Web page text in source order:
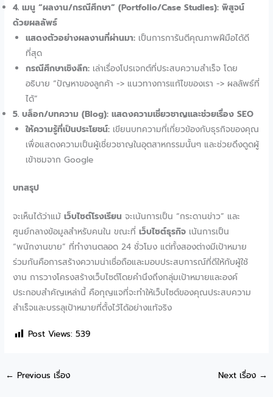
4. เมนู “ผลงาน/กรณีศึกษา” (Portfolio/Case Studies): พิสูจน์
ด้วยผลลัพธ์
แสดงตัวอย่างผลงานที่ผ่านมา:เป็นการการันตีคุณภาพฝีมือได้ดี
ที่สุด
กรณีศึกษาเชิงลึก:เล่าเรื่องโปรเจกต์ที่ประสบความสำเร็จ โดย
อธิบาย “ปัญหาของลูกค้า -> แนวทางการแก้ไขของเรา -> ผลลัพธ์ที่
ได้”
5. บล็อก/บทความ (Blog): แสดงความเชี่ยวชาญและช่วยเรื่อง SEO
ให้ความรู้ที่เป็นประโยชน์:เขียนบทความที่เกี่ยวข้องกับธุรกิจของคุณ
เพื่อแสดงความเป็นผู้เชี่ยวชาญในอุตสาหกรรมนั้นๆ และช่วยดึงดูดผู้
เข้าชมจาก Google
บทสรุป
จะเห็นได้ว่าแม้เว็บไซต์โรงเรียน จะเน้นการเป็น “กระดานข่าว” และ
ศูนย์กลางข้อมูลสำหรับคนใน ขณะที่เว็บไซต์ธุรกิจ เน้นการเป็น
“พนักงานขาย” ที่ทำงานตลอด 24 ชั่วโมง แต่ทั้งสองต่างมีเป้าหมาย
ร่วมกันคือการสร้างความน่าเชื่อถือและมอบประสบการณ์ที่ดีให้กับผู้ใช้
งาน การวางโครงสร้างเว็บไซต์โดยคำนึงถึงกลุ่มเป้าหมายและองค์
ประกอบสำคัญเหล่านี้ คือกุญแจที่จะทำให้เว็บไซต์ของคุณประสบความ
สำเร็จและบรรลุเป้าหมายที่ตั้งไว้ได้อย่างแท้จริง
Post Views: 539
← Previous เรื่อง Next เรื่อง →